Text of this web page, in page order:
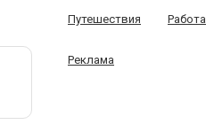
Путешествия Работа
Реклама